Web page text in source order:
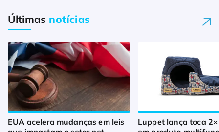
Últimas notícias
EUA acelera mudanças em leis
Luppet lança toca